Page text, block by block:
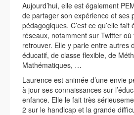
Aujourd’hui, elle est également
de partager son expérience et ses
pédagogiques. C’est ce qu’elle
réseaux, notamment sur Twitter
retrouver. Elle y parle entre autres
éducatif, de classe flexible, de
Mathématiques, …
Laurence est animée d’une envie
à jour ses connaissances sur
enfance. Elle le fait très
2 sur le handicap et la grande